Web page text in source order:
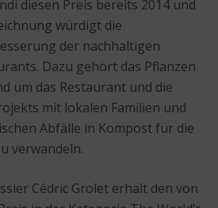
diesen Preis bereits 2014 und
würdigt die
der nachhaltigen
Dazu gehört das Pflanzen
um das Restaurant und die
mit lokalen Familien und
Abfälle in Kompost für die
verwandeln.
Cédric Grolet erhält den von